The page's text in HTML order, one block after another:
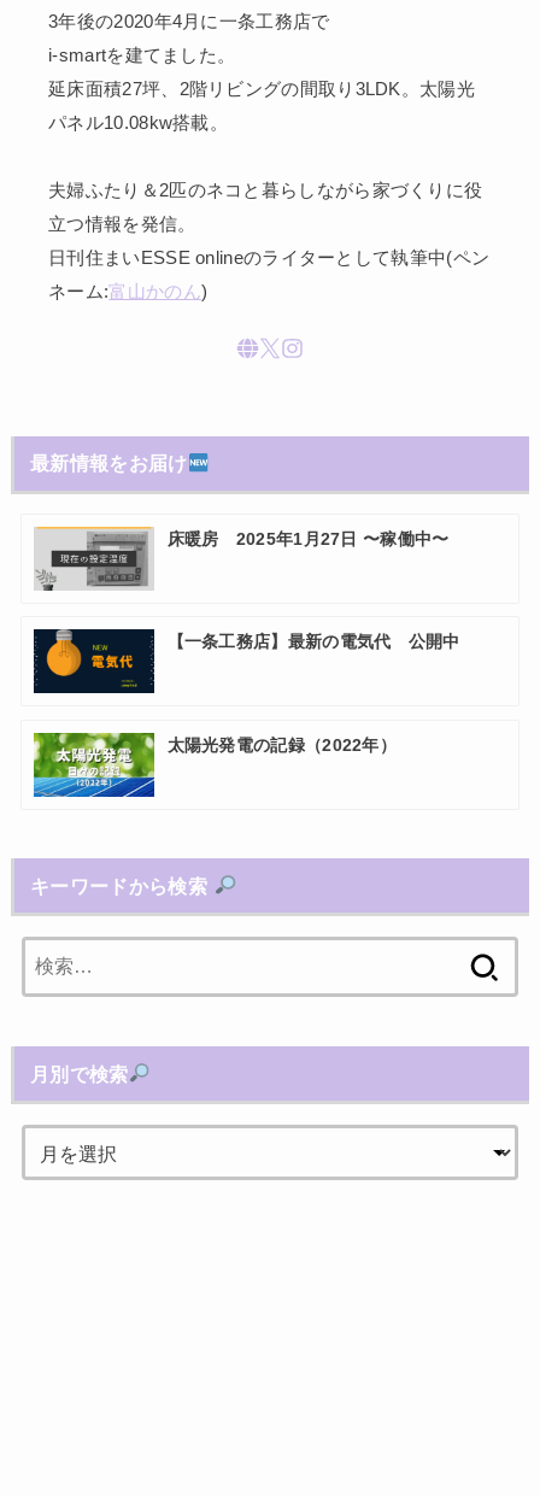
3年後の2020年4月に一条工務店で
i-smartを建てました。
延床面積27坪、2階リビングの間取り3LDK。太陽光
パネル10.08kw搭載。
夫婦ふたり＆2匹のネコと暮らしながら家づくりに役
立つ情報を発信。
日刊住まいESSE onlineのライターとして執筆中(ペン
ネーム:富山かのん)
最新情報をお届け
床暖房 2025年1月27日 〜稼働中〜
【一条工務店】最新の電気代 公開中
太陽光発電の記録（2022年）
キーワードから検索
索:
月別で検索